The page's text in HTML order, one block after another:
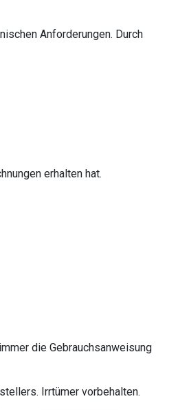
Anforderungen. Durch
erhalten hat.
die Gebrauchsanweisung
Irrtümer vorbehalten.